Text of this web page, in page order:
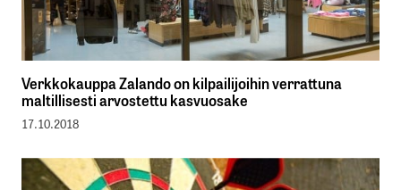
Verkkokauppa Zalando on kilpailijoihin verrattuna
maltillisesti arvostettu kasvuosake
17.10.2018